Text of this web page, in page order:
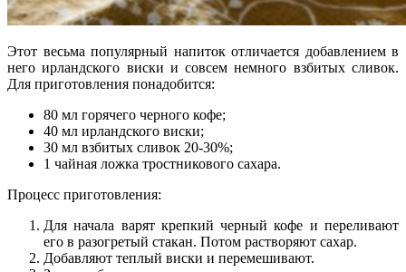
Этот весьма популярный напиток отличается добавлением в
него ирландского виски и совсем немного взбитых сливок.
Для приготовления понадобится:
80 мл горячего черного кофе;
40 мл ирландского виски;
30 мл взбитых сливок 20-30%;
1 чайная ложка тростникового сахара.
Процесс приготовления:
Для начала варят крепкий черный кофе и переливают
его в разогретый стакан. Потом растворяют сахар.
Добавляют теплый виски и перемешивают.